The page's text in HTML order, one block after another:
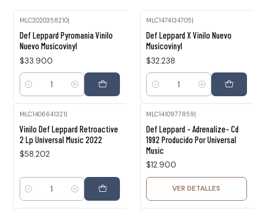
MLC2020358210|
Def Leppard Pyromania Vinilo
Nuevo Musicovinyl
$33.900
Cantidad
MLC1474134705|
Def Leppard X Vinilo Nuevo
Musicovinyl
$32.238
Cantidad
MLC1406641321|
Vinilo Def Leppard Retroactive
2 Lp Universal Music 2022
$58.202
Cantidad
MLC1410977859|
Def Leppard - Adrenalize- Cd
1992 Producido Por Universal
Music
$12.900
VER DETALLES